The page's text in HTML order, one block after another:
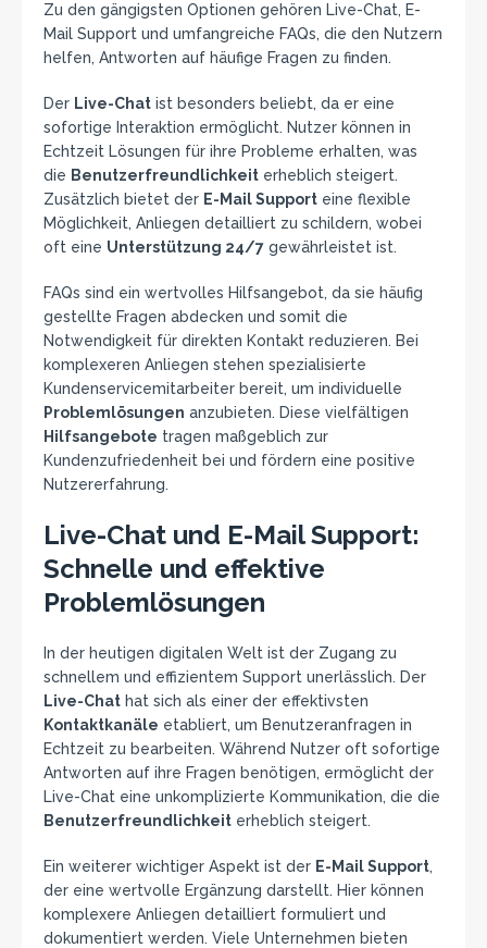
Zu den gängigsten Optionen gehören Live-Chat, E-
Mail Support und umfangreiche FAQs, die den Nutzern
helfen, Antworten auf häufige Fragen zu finden.
Der Live-Chat ist besonders beliebt, da er eine
sofortige Interaktion ermöglicht. Nutzer können in
Echtzeit Lösungen für ihre Probleme erhalten, was
die Benutzerfreundlichkeit erheblich steigert.
Zusätzlich bietet der E-Mail Support eine flexible
Möglichkeit, Anliegen detailliert zu schildern, wobei
oft eine Unterstützung 24/7 gewährleistet ist.
FAQs sind ein wertvolles Hilfsangebot, da sie häufig
gestellte Fragen abdecken und somit die
Notwendigkeit für direkten Kontakt reduzieren. Bei
komplexeren Anliegen stehen spezialisierte
Kundenservicemitarbeiter bereit, um individuelle
Problemlösungen anzubieten. Diese vielfältigen
Hilfsangebote tragen maßgeblich zur
Kundenzufriedenheit bei und fördern eine positive
Nutzererfahrung.
Live-Chat und E-Mail Support:
Schnelle und effektive
Problemlösungen
In der heutigen digitalen Welt ist der Zugang zu
schnellem und effizientem Support unerlässlich. Der
Live-Chat hat sich als einer der effektivsten
Kontaktkanäle etabliert, um Benutzeranfragen in
Echtzeit zu bearbeiten. Während Nutzer oft sofortige
Antworten auf ihre Fragen benötigen, ermöglicht der
Live-Chat eine unkomplizierte Kommunikation, die die
Benutzerfreundlichkeit erheblich steigert.
Ein weiterer wichtiger Aspekt ist der E-Mail Support,
der eine wertvolle Ergänzung darstellt. Hier können
komplexere Anliegen detailliert formuliert und
dokumentiert werden. Viele Unternehmen bieten